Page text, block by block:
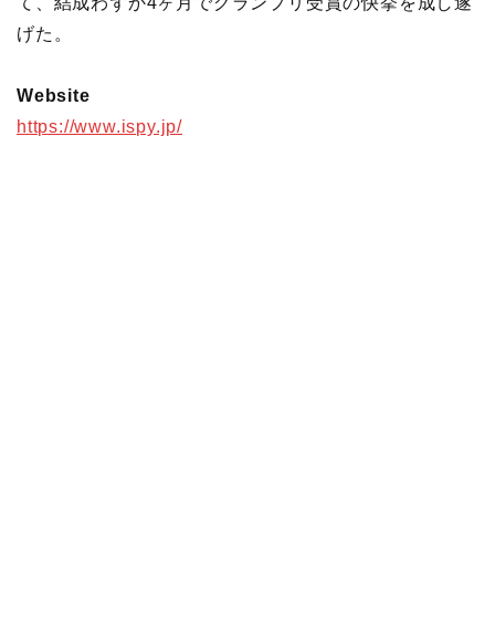
げた。
Website
https://www.ispy.jp/